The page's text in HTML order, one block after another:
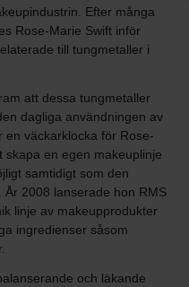
Efter många
Rose-Marie Swift inför
till tungmetaller i
att dessa tungmetaller
dagliga användningen av
en väckarklocka för Rose-
skapa en egen makeuplinje
samtidigt som den
2008 lanserade hon RMS
linje av makeupprodukter
ingredienser såsom
och läkande